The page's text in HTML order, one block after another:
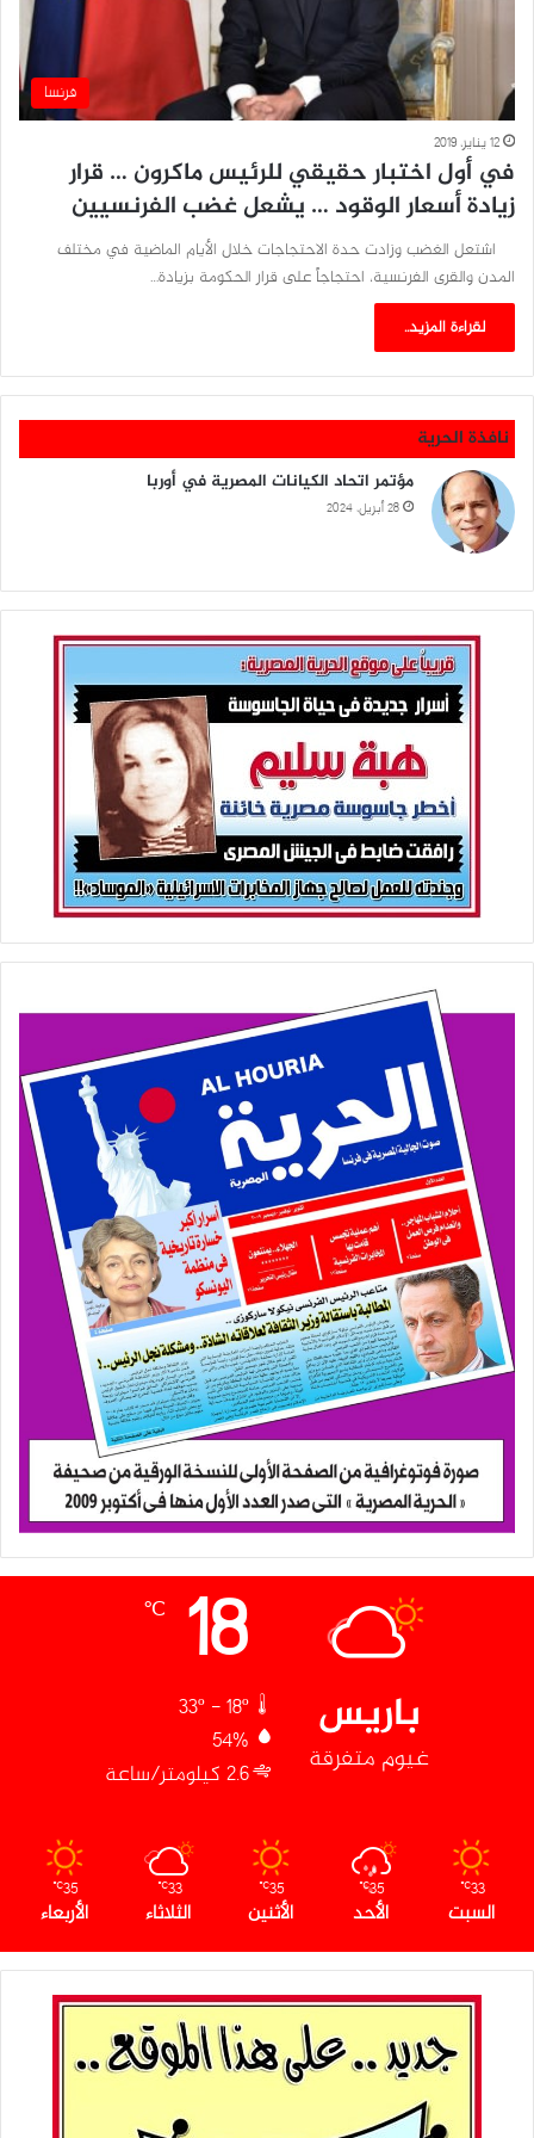
فرنسا
12 يناير، 2019
في أول اختبار حقيقي للرئيس ماكرون … قرار
زيادة أسعار الوقود … يشعل غضب الفرنسيين
اشتعل الغضب وزادت حدة الاحتجاجات خلال الأيام الماضية في مختلف
المدن والقرى الفرنسية، احتجاجاً على قرار الحكومة بزيادة…
لقراءة المزيد..
نافذة الحرية
مؤتمر اتحاد الكيانات المصرية في أوربا
28 أبريل، 2024
باريس
غيوم متفرقة
18
℃
54%
2.6 كيلومتر/ساعة
33
℃
السبت
35
℃
الأحد
35
℃
الأثنين
33
℃
الثلاثاء
35
℃
الأربعاء